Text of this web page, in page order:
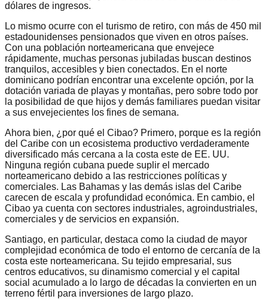
dólares de ingresos.
Lo mismo ocurre con el turismo de retiro, con más de 450 mil
estadounidenses pensionados que viven en otros países.
Con una población norteamericana que envejece
rápidamente, muchas personas jubiladas buscan destinos
tranquilos, accesibles y bien conectados. En el norte
dominicano podrían encontrar una excelente opción, por la
dotación variada de playas y montañas, pero sobre todo por
la posibilidad de que hijos y demás familiares puedan visitar
a sus envejecientes los fines de semana.
Ahora bien, ¿por qué el Cibao? Primero, porque es la región
del Caribe con un ecosistema productivo verdaderamente
diversificado más cercana a la costa este de EE. UU.
Ninguna región cubana puede suplir el mercado
norteamericano debido a las restricciones políticas y
comerciales. Las Bahamas y las demás islas del Caribe
carecen de escala y profundidad económica. En cambio, el
Cibao ya cuenta con sectores industriales, agroindustriales,
comerciales y de servicios en expansión.
Santiago, en particular, destaca como la ciudad de mayor
complejidad económica de todo el entorno de cercanía de la
costa este norteamericana. Su tejido empresarial, sus
centros educativos, su dinamismo comercial y el capital
social acumulado a lo largo de décadas la convierten en un
terreno fértil para inversiones de largo plazo.